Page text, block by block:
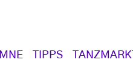
TIPPS TANZMARKT